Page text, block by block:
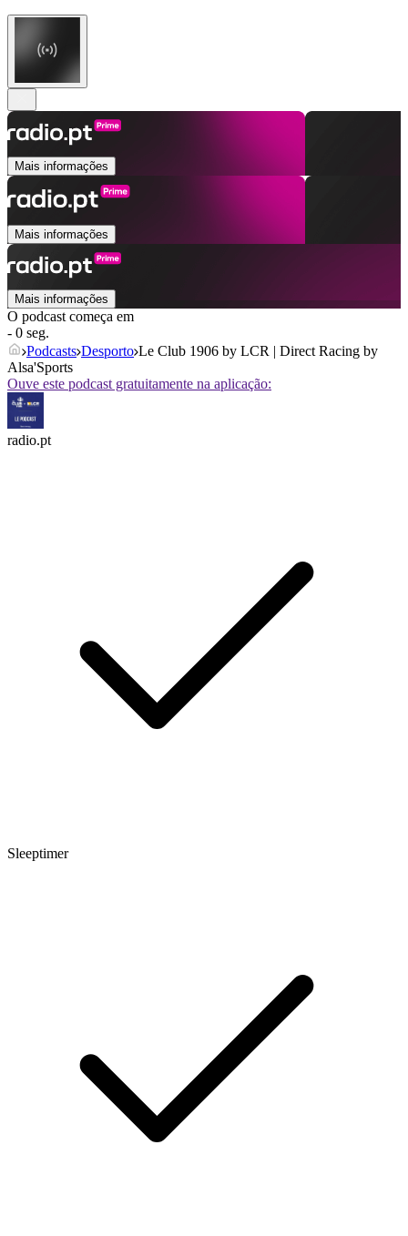
Mais informações
Mais informações
Mais informações
O podcast começa em
- 0 seg.
Podcasts Desporto Le Club 1906 by LCR | Direct Racing by
Alsa'Sports
Ouve este podcast gratuitamente na aplicação:
radio.pt
Sleeptimer